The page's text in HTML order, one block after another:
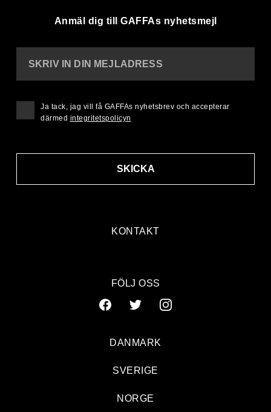
Anmäl dig till GAFFAs nyhetsmejl
KONTAKT
SKRIV IN DIN MEJLADRESS
SKICKA
Ja tack, jag vill få GAFFAs nyhetsbrev och accepterar
därmed integritetspolicyn
FÖLJ OSS
DANMARK
SVERIGE
NORGE